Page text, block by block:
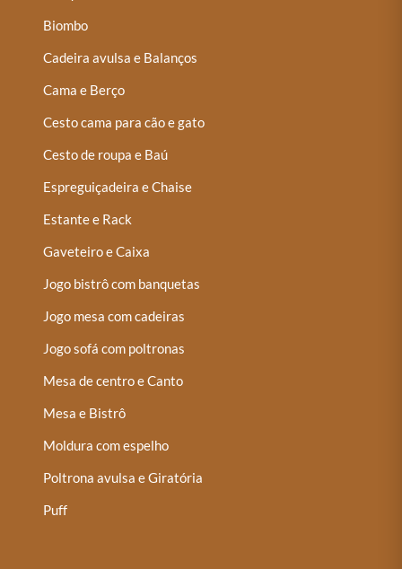
Biombo
Cadeira avulsa e Balanços
Cama e Berço
Cesto cama para cão e gato
Cesto de roupa e Baú
Espreguiçadeira e Chaise
Estante e Rack
Gaveteiro e Caixa
Jogo bistrô com banquetas
Jogo mesa com cadeiras
Jogo sofá com poltronas
Mesa de centro e Canto
Mesa e Bistrô
Moldura com espelho
Poltrona avulsa e Giratória
Puff